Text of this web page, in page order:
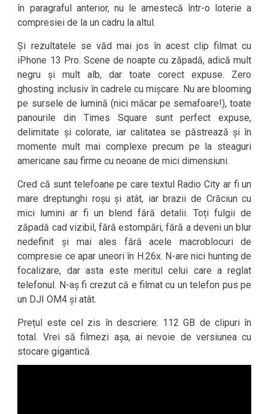
în paragraful anterior, nu le amestecă într-o loterie a
compresiei de la un cadru la altul.
Și rezultatele se văd mai jos în acest clip filmat cu
iPhone 13 Pro. Scene de noapte cu zăpadă, adică mult
negru și mult alb, dar toate corect expuse. Zero
ghosting inclusiv în cadrele cu mișcare. Nu are blooming
pe sursele de lumină (nici măcar pe semafoare!), toate
panourile din Times Square sunt perfect expuse,
delimitate și colorate, iar calitatea se păstrează și în
momente mult mai complexe precum pe la steaguri
americane sau firme cu neoane de mici dimensiuni.
Cred că sunt telefoane pe care textul Radio City ar fi un
mare dreptunghi roșu și atât, iar brazii de Crăciun cu
mici lumini ar fi un blend fără detalii. Toți fulgii de
zăpadă cad vizibil, fără estompări, fără a deveni un blur
nedefinit și mai ales fără acele macroblocuri de
compresie ce apar uneori în H.26x. N-are nici hunting de
focalizare, dar asta este meritul celui care a reglat
telefonul. N-aș fi crezut că e filmat cu un telefon pus pe
un DJI OM4 și atât.
Prețul este cel zis în descriere: 112 GB de clipuri în
total. Vrei să filmezi așa, ai nevoie de versiunea cu
stocare gigantică.